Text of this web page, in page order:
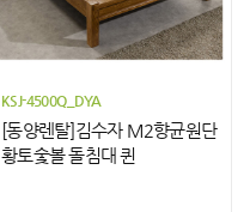
KSJ-4500Q_DYA
[동양렌탈]김수자 M2향균원단
황토숯볼 돌침대 퀸